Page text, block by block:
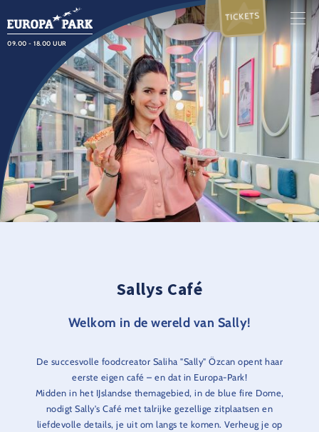
09.00 - 18.00 UUR
TICKETS
Sallys Café
Welkom in de wereld van Sally!
De succesvolle foodcreator Saliha "Sally" Özcan opent haar
eerste eigen café – en dat in Europa-Park!
Midden in het IJslandse themagebied, in de blue fire Dome,
nodigt Sally's Café met talrijke gezellige zitplaatsen en
liefdevolle details, je uit om langs te komen. Verheug je op